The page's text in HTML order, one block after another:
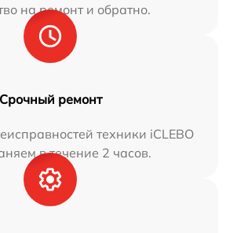
на ремонт и обратно.
Срочный ремонт
техники iCLEBO
в течение 2 часов.